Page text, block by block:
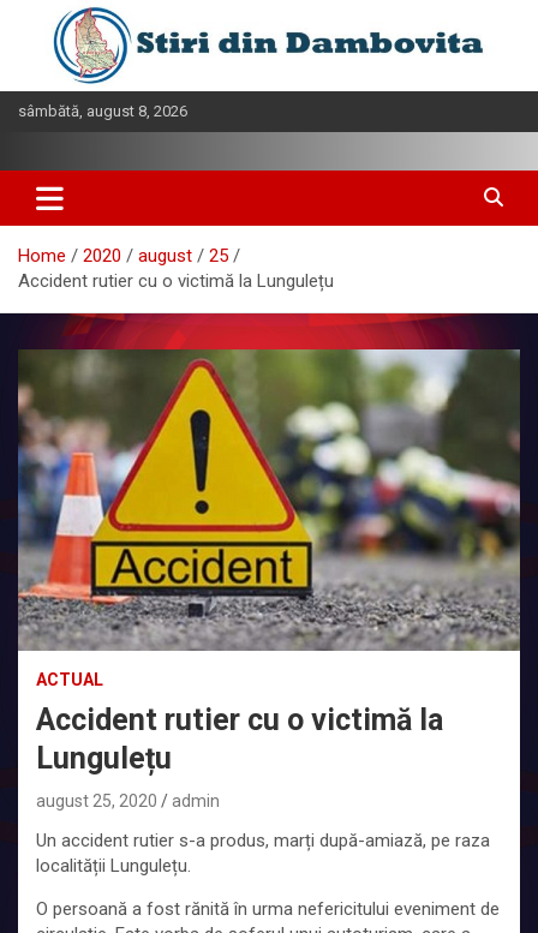
content
sâmbătă, august 8, 2026
Home 2020 august
25
Accident rutier cu o victimă la Lungulețu
ACTUAL
Accident rutier cu o victimă la
Lungulețu
august 25, 2020 admin
Un accident rutier s-a produs, marți după-amiază, pe raza
localității Lungulețu.
O persoană a fost rănită în urma nefericitului eveniment de